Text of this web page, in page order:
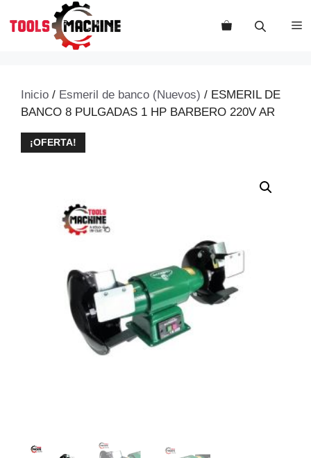
Inicio / Esmeril de banco (Nuevos) / ESMERIL DE
BANCO 8 PULGADAS 1 HP BARBERO 220V AR
¡OFERTA!